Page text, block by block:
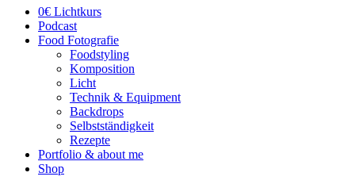
0€ Lichtkurs
Podcast
Food Fotografie
Foodstyling
Komposition
Licht
Technik & Equipment
Backdrops
Selbstständigkeit
Rezepte
Portfolio & about me
Shop